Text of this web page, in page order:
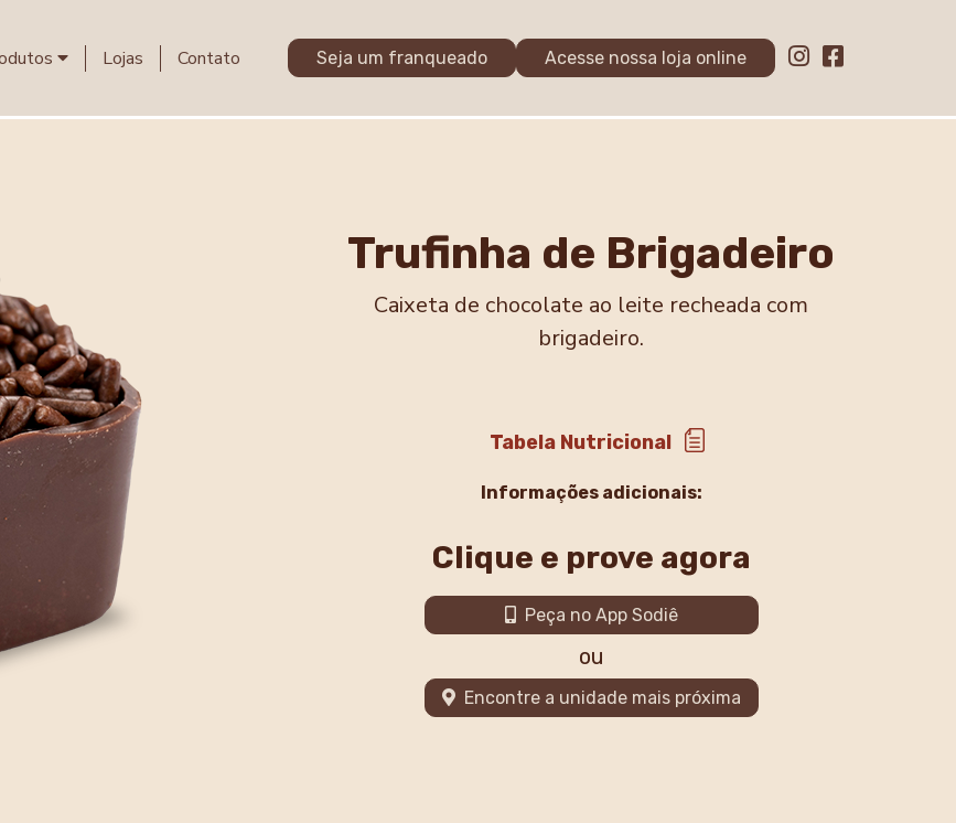
Lojas Contato Seja um franqueado Acesse nossa loja online
Trufinha de Brigadeiro
Caixeta de chocolate ao leite recheada com
brigadeiro.
Tabela Nutricional
Informações adicionais:
Clique e prove agora
Peça no App Sodiê
ou
Encontre a unidade mais próxima